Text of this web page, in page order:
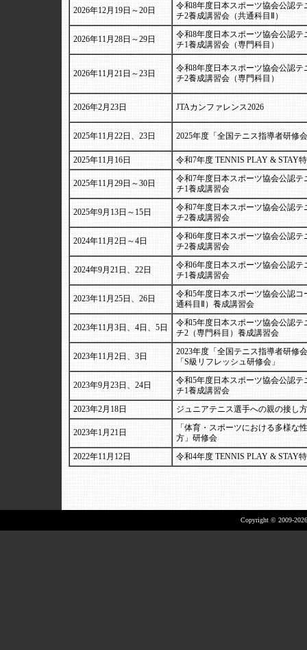
2026年12月19日～20日
令和8年度日本スポーツ協会公認テ
チ2養成講習会（共通科目Ⅱ）
2026年11月28日～29日
令和8年度日本スポーツ協会公認テ
チ1養成講習会（専門科目）
2026年11月21日～23日
令和8年度日本スポーツ協会公認テ
チ2養成講習会（専門科目）
2026年2月23日 JTAカンファレンス2026
2025年11月22日、23日 2025年度「全国テニス指導者研修
2025年11月16日 令和7年度 TENNIS PLAY & STAY
2025年11月29日～30日
令和7年度日本スポーツ協会公認テ
チ1養成講習会
2025年9月13日～15日
令和7年度日本スポーツ協会公認テ
チ2養成講習会
2024年11月2日～4日
令和6年度日本スポーツ協会公認テ
チ2養成講習会
2024年9月21日、22日
令和6年度日本スポーツ協会公認テ
チ1養成講習会
2023年11月25日、26日
令和5年度日本スポーツ協会公認コ
通科目Ⅱ）養成講習会
2023年11月3日、4日、5日
令和5年度日本スポーツ協会公認テ
チ2（専門科目）養成講習会
2023年11月2日、3日
2023年度「全国テニス指導者研修
「S級リフレッシュ研修会」
2023年9月23日、24日
令和5年度日本スポーツ協会公認テ
チ1養成講習会
2023年2月18日
ジュニアテニス選手への親の接し
2023年1月21日
「体育・スポーツにおける多様な
方」研修会
2022年11月12日
令和4年度 TENNIS PLAY & STAY
Copyright © 2009-